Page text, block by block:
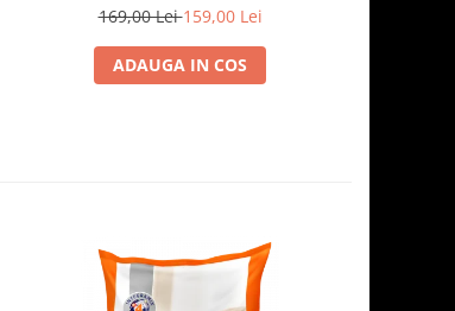
169,00 Lei159,00 Lei
ADAUGA IN COS